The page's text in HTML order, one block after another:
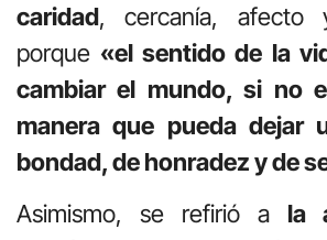
caridad, cercanía, afecto
porque «el sentido de la
cambiar el mundo, si no
manera que pueda dejar
bondad, de honradez y de
Asimismo, se refirió a la